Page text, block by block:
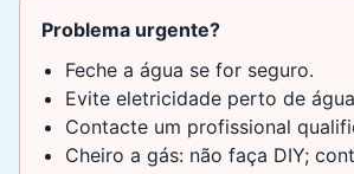
Problema urgente?
Feche a água se for seguro.
Evite eletricidade perto de
Contacte um profissional
Cheiro a gás: não faça DIY;